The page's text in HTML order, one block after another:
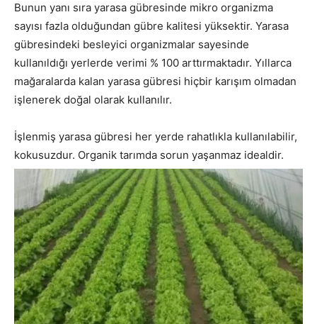
Bunun yanı sıra yarasa gübresinde mikro organizma
sayısı fazla olduğundan gübre kalitesi yüksektir. Yarasa
gübresindeki besleyici organizmalar sayesinde
kullanıldığı yerlerde verimi % 100 arttırmaktadır. Yıllarca
mağaralarda kalan yarasa gübresi hiçbir karışım olmadan
işlenerek doğal olarak kullanılır.
İşlenmiş yarasa gübresi her yerde rahatlıkla kullanılabilir,
kokusuzdur. Organik tarımda sorun yaşanmaz idealdir.